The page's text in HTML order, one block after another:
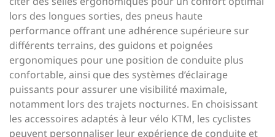
lors des longues sorties, des pneus haute
performance offrant une adhérence supérieure sur
différents terrains, des guidons et poignées
ergonomiques pour une position de conduite plus
confortable, ainsi que des systèmes d’éclairage
puissants pour assurer une visibilité maximale,
notamment lors des trajets nocturnes. En choisissant
les accessoires adaptés à leur vélo KTM, les cyclistes
peuvent personnaliser leur expérience de conduite et